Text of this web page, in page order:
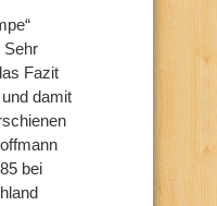
Sehr
Fazit
damit
bei